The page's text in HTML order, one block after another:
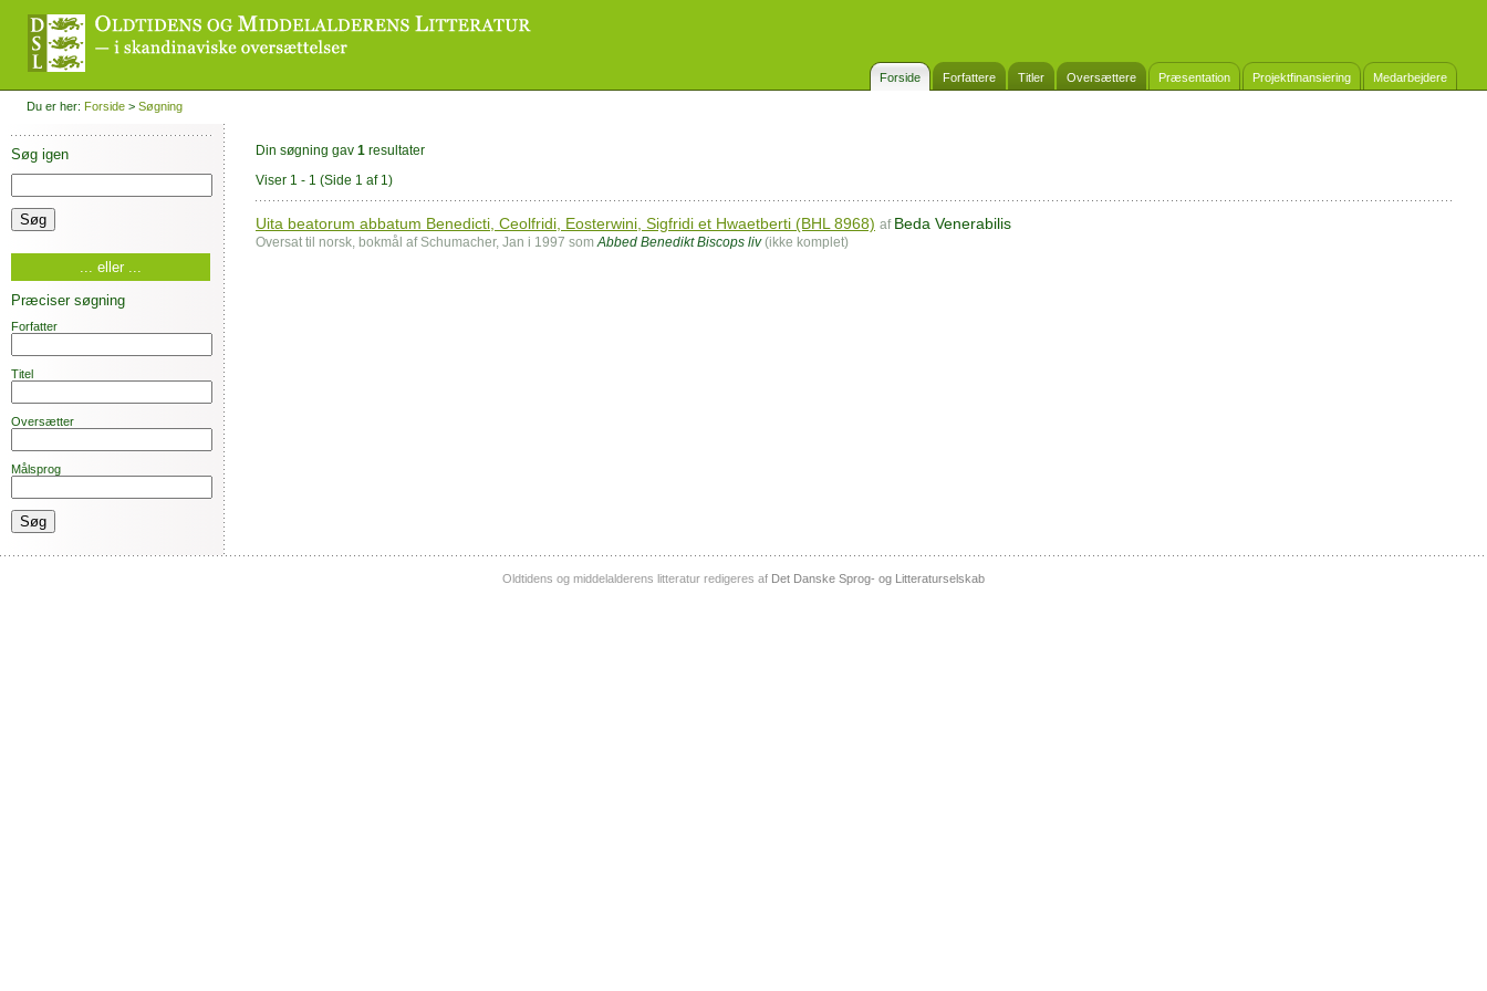
Forside Forfattere Titler Oversættere Præsentation Projektfinansiering Medarbejdere
Du er her: Forside > Søgning
Søg igen
... eller ...
Præciser søgning
Forfatter
Titel
Oversætter
Målsprog
Din søgning gav 1 resultater
Viser 1 - 1 (Side 1 af 1)
Uita beatorum abbatum Benedicti, Ceolfridi, Eosterwini, Sigfridi et Hwaetberti (BHL 8968) af Beda Venerabilis
Oversat til norsk, bokmål af Schumacher, Jan i 1997 som Abbed Benedikt Biscops liv(ikke komplet)
Oldtidens og middelalderens litteratur redigeres af Det Danske Sprog- og Litteraturselskab